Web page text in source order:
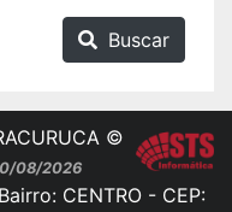
Buscar
©
08/2026
CENTRO - CEP: